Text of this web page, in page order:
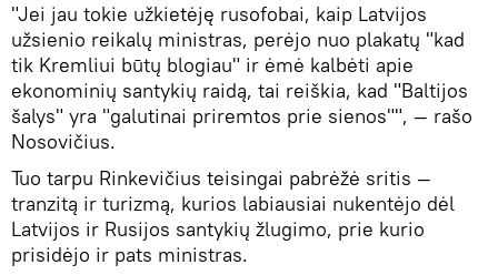
"Jei jau tokie užkietėję rusofobai, kaip Latvijos
užsienio reikalų ministras, perėjo nuo plakatų "kad
tik Kremliui būtų blogiau" ir ėmė kalbėti apie
ekonominių santykių raidą, tai reiškia, kad "Baltijos
šalys" yra "galutinai priremtos prie sienos"", — rašo
Nosovičius.
Tuo tarpu Rinkevičius teisingai pabrėžė sritis —
tranzitą ir turizmą, kurios labiausiai nukentėjo dėl
Latvijos ir Rusijos santykių žlugimo, prie kurio
prisidėjo ir pats ministras.